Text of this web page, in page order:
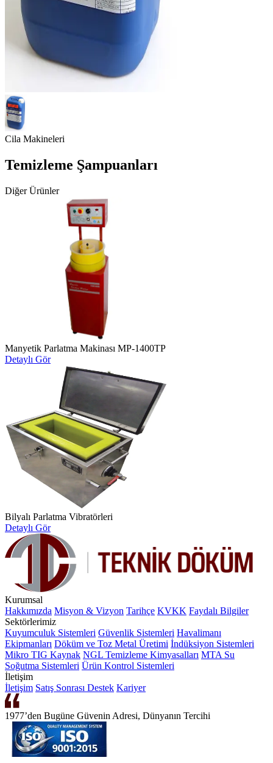
Cila Makineleri
Temizleme Şampuanları
Diğer Ürünler
Manyetik Parlatma Makinası MP-1400TP
Detaylı Gör
Bilyalı Parlatma Vibratörleri
Detaylı Gör
Kurumsal
Hakkımızda Misyon & Vizyon Tarihçe KVKK Faydalı Bilgiler
Sektörlerimiz
Kuyumculuk Sistemleri Güvenlik Sistemleri Havalimanı
Ekipmanları Döküm ve Toz Metal Üretimi İndüksiyon Sistemleri
Mikro TIG Kaynak NGL Temizleme Kimyasalları MTA Su
Soğutma Sistemleri Ürün Kontrol Sistemleri
İletişim
İletişim Satış Sonrası Destek Kariyer
1977’den Bugüne Güvenin Adresi, Dünyanın Tercihi